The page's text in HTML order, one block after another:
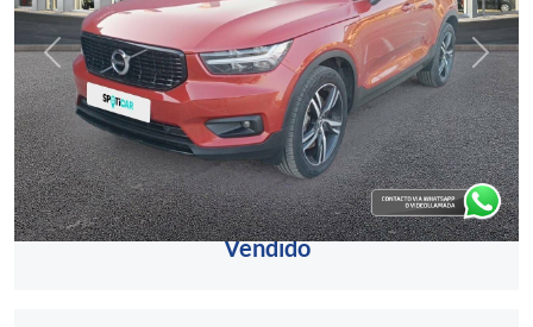
Anterior
Vendido